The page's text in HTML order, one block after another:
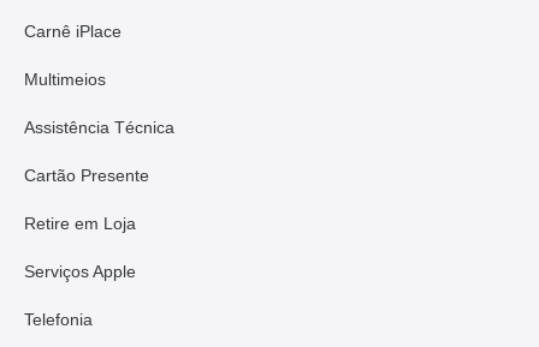
Carnê iPlace
Multimeios
Assistência Técnica
Cartão Presente
Retire em Loja
Serviços Apple
Telefonia